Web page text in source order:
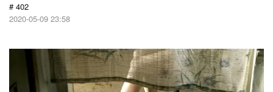
# 402
2020-05-09 23:58